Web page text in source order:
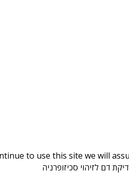
to use this site we will
דם לזיהוי סכיזופרניה